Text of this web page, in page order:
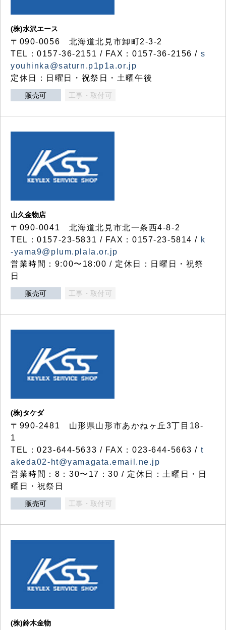
(株)水沢エース
〒090-0056 北海道北見市卸町2-3-2
TEL：0157-36-2151 / FAX：0157-36-2156 / s
youhinka@saturn.p1p1a.or.jp
定休日：日曜日・祝祭日・土曜午後
販売可 工事・取付可
山久金物店
〒090-0041 北海道北見市北一条西4-8-2
TEL：0157-23-5831 / FAX：0157-23-5814 / k
-yama9@plum.plala.or.jp
営業時間：9:00〜18:00 / 定休日：日曜日・祝祭
日
販売可 工事・取付可
(株)タケダ
〒990-2481 山形県山形市あかねヶ丘3丁目18-
1
TEL：023-644-5633 / FAX：023-644-5663 / t
akeda02-ht@yamagata.email.ne.jp
営業時間：8：30〜17：30 / 定休日：土曜日・日
曜日・祝祭日
販売可 工事・取付可
(株)鈴木金物